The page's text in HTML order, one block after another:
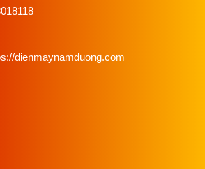
dienmaynamduong.com